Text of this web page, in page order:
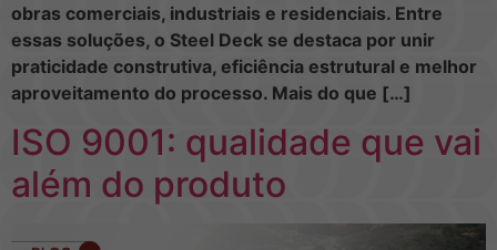
obras comerciais, industriais e residenciais. Entre
essas soluções, o Steel Deck se destaca por unir
praticidade construtiva, eficiência estrutural e melhor
aproveitamento do processo. Mais do que […]
ISO 9001: qualidade que vai
além do produto